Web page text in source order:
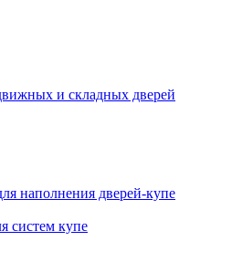
и складных дверей
наполнения дверей-купе
систем купе